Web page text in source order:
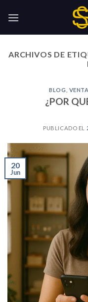
ARCHIVOS DE
BLOG
¿POR
PUBLICADO EL
20
Jun